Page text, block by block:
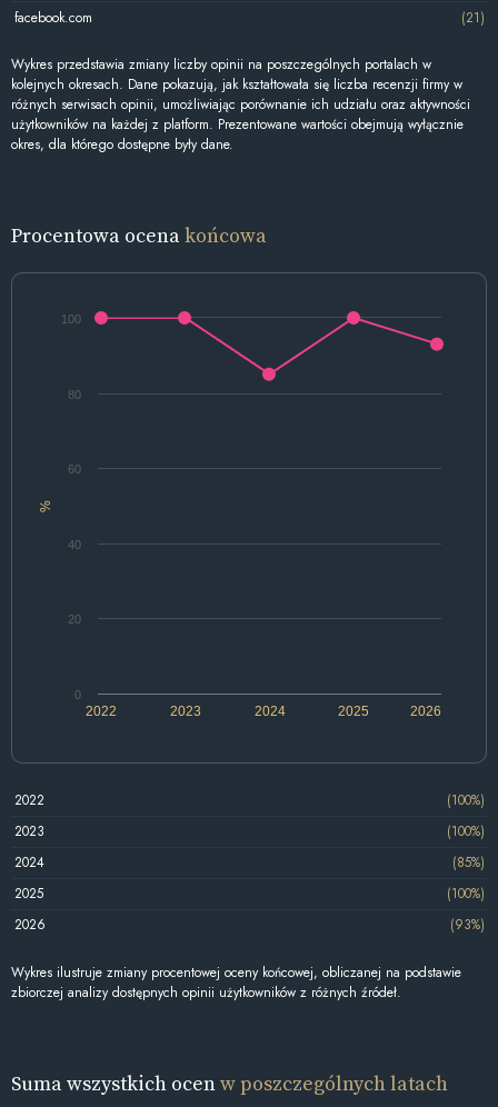
facebook.com
(21)
Wykres przedstawia zmiany liczby opinii na poszczególnych portalach w
kolejnych okresach. Dane pokazują, jak kształtowała się liczba recenzji firmy w
różnych serwisach opinii, umożliwiając porównanie ich udziału oraz aktywności
użytkowników na każdej z platform. Prezentowane wartości obejmują wyłącznie
okres, dla którego dostępne były dane.
Procentowa ocenakońcowa
%
2022 2024 2026
2023 2025
0
20
40
60
80
100
2022
(100%)
2023
(100%)
2024
(85%)
2025
(100%)
2026
(93%)
Wykres ilustruje zmiany procentowej oceny końcowej, obliczanej na podstawie
zbiorczej analizy dostępnych opinii użytkowników z różnych źródeł.
Suma wszystkich ocenw poszczególnych latach